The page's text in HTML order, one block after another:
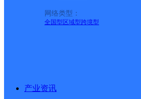
网络类型：
全国型 区域型跨境型
产业资讯